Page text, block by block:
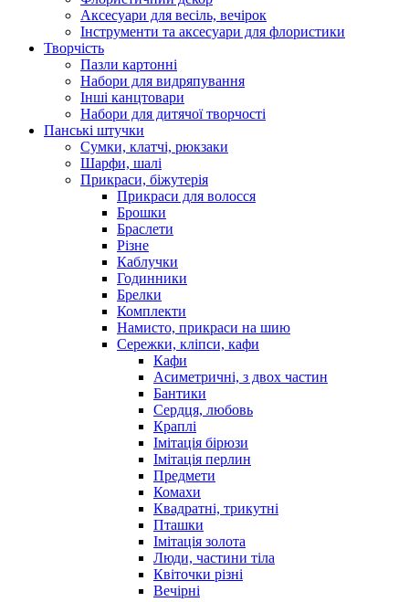
Аксесуари для весіль, вечірок
Інструменти та аксесуари для флористики
Творчість
Пазли картонні
Набори для видряпування
Інші канцтовари
Набори для дитячої творчості
Панські штучки
Сумки, клатчі, рюкзаки
Шарфи, шалі
Прикраси, біжутерія
Прикраси для волосся
Брошки
Браслети
Різне
Каблучки
Годинники
Брелки
Комплекти
Намисто, прикраси на шию
Сережки, кліпси, кафи
Кафи
Асиметричні, з двох частин
Бантики
Сердця, любовь
Краплі
Імітація бірюзи
Імітація перлин
Предмети
Комахи
Квадратні, трикутні
Пташки
Імітація золота
Люди, частини тіла
Квіточки різні
Вечірні